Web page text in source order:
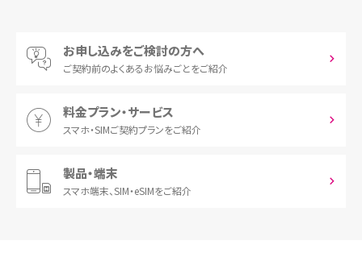
お申し込みをご検討の方へ
ご契約前のよくあるお悩みごとをご紹介
料金プラン・サービス
スマホ・SIMご契約プランをご紹介
製品・端末
スマホ端末、SIM・eSIMをご紹介